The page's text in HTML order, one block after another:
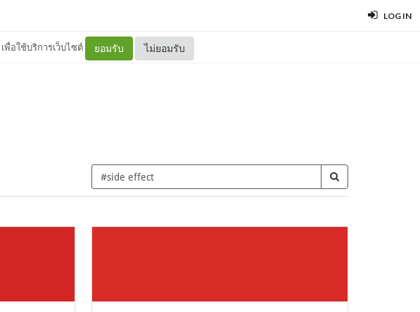
LOG IN
เพื่อใช้บริการเว็บไซต์ ยอมรับ ไม่ยอมรับ